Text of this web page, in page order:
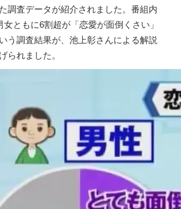
調査データが紹介されました。番組内
ともに6割超が「恋愛が面倒くさい」
う調査結果が、池上彰さんによる解説
られました。